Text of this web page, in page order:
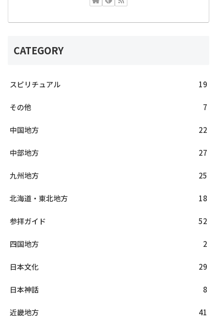
CATEGORY
スピリチュアル 19
その他 7
中国地方 22
中部地方 27
九州地方 25
北海道・東北地方 18
参拝ガイド 52
四国地方 2
日本文化 29
日本神話 8
近畿地方 41